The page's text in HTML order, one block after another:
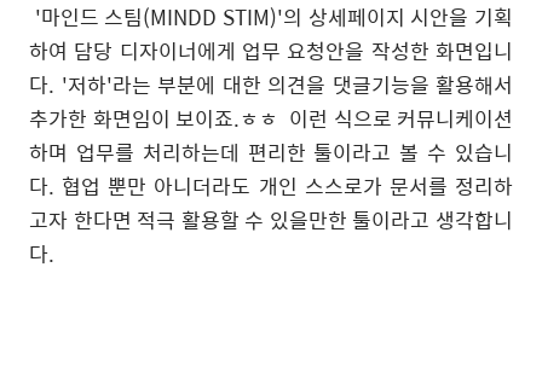
'마인드 스팀(MINDD STIM)'의 상세페이지 시안을 기획
하여 담당 디자이너에게 업무 요청안을 작성한 화면입니
다. '저하'라는 부분에 대한 의견을 댓글기능을 활용해서
추가한 화면임이 보이죠.ㅎㅎ 이런 식으로 커뮤니케이션
하며 업무를 처리하는데 편리한 툴이라고 볼 수 있습니
다. 협업 뿐만 아니더라도 개인 스스로가 문서를 정리하
고자 한다면 적극 활용할 수 있을만한 툴이라고 생각합니
다.